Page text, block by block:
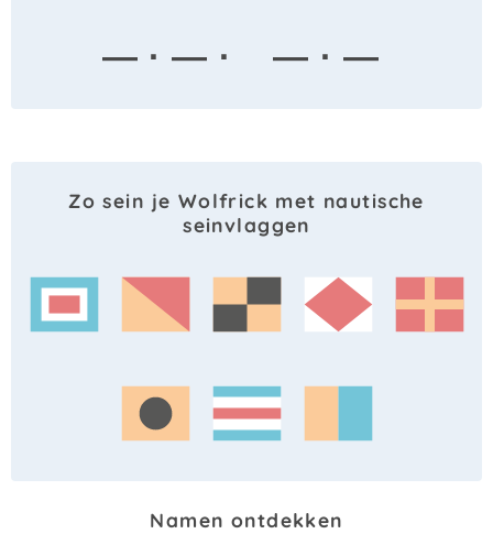
— · — ·
— · —
Zo sein je Wolfrick met nautische
seinvlaggen
Namen ontdekken